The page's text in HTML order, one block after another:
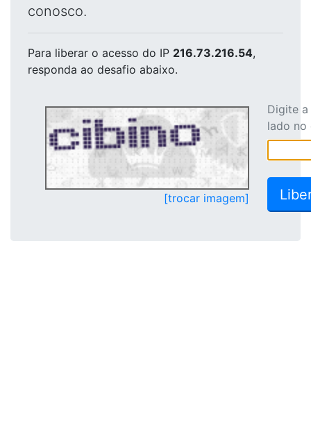
conosco.
Para liberar o acesso do IP 216.73.216.54,
responda ao desafio abaixo.
[trocar imagem]
Digite
lado no